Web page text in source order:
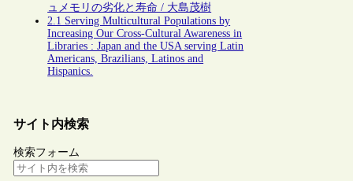
ュメモリの劣化と寿命 / 大島茂樹
2.1 Serving Multicultural Populations by
Increasing Our Cross-Cultural Awareness in
Libraries : Japan and the USA serving Latin
Americans, Brazilians, Latinos and
Hispanics.
サイト内検索
検索フォーム